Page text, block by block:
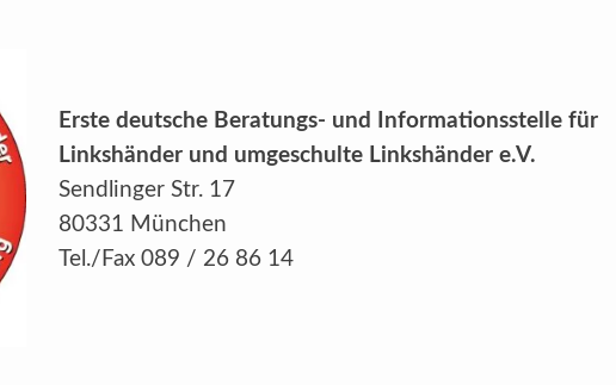
Erste deutsche Beratungs- und Informationsstelle für
Linkshänder und umgeschulte Linkshänder e.V.
Sendlinger Str. 17
80331 München
Tel./Fax 089 / 26 86 14